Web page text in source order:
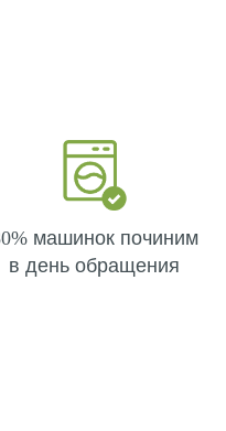
машинок починим
в день обращения